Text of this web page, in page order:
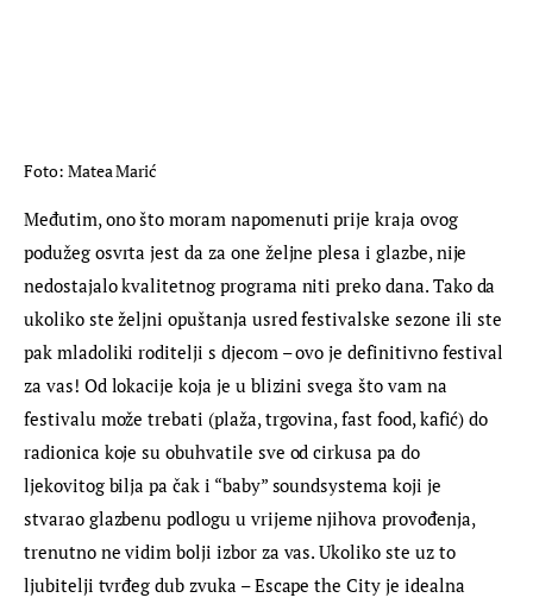
Foto: Matea Marić
Međutim, ono što moram napomenuti prije kraja ovog
podužeg osvrta jest da za one željne plesa i glazbe, nije
nedostajalo kvalitetnog programa niti preko dana. Tako da
ukoliko ste željni opuštanja usred festivalske sezone ili ste
pak mladoliki roditelji s djecom – ovo je definitivno festival
za vas! Od lokacije koja je u blizini svega što vam na
festivalu može trebati (plaža, trgovina, fast food, kafić) do
radionica koje su obuhvatile sve od cirkusa pa do
ljekovitog bilja pa čak i “baby” soundsystema koji je
stvarao glazbenu podlogu u vrijeme njihova provođenja,
trenutno ne vidim bolji izbor za vas. Ukoliko ste uz to
ljubitelji tvrđeg dub zvuka – Escape the City je idealna